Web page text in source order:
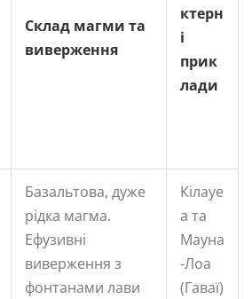
Склад магми та
виверження
ктерн
і
прик
лади
Базальтова, дуже
рідка магма.
Ефузивні
виверження з
фонтанами лави
Кілауе
а та
Мауна
-Лоа
(Гаваї)